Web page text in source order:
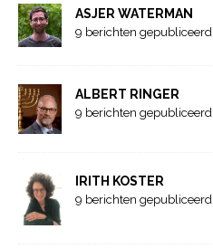
ASJER WATERMAN
9 berichten gepubliceerd
ALBERT RINGER
9 berichten gepubliceerd
IRITH KOSTER
9 berichten gepubliceerd